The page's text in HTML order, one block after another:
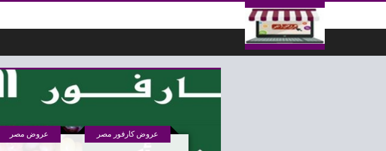
التخطي إلى المحتوى
عروض كارفور مصر عروض مصر